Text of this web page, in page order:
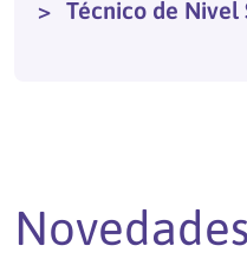
Técnico de Nivel
Novedades